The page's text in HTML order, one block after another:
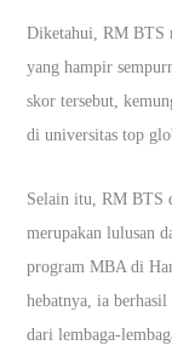
Diketahui, RM BTS
yang hampir
skor tersebut,
di universitas top
Selain itu, RM BTS
merupakan lulusan
program MBA di
hebatnya, ia berhasil
dari lembaga-